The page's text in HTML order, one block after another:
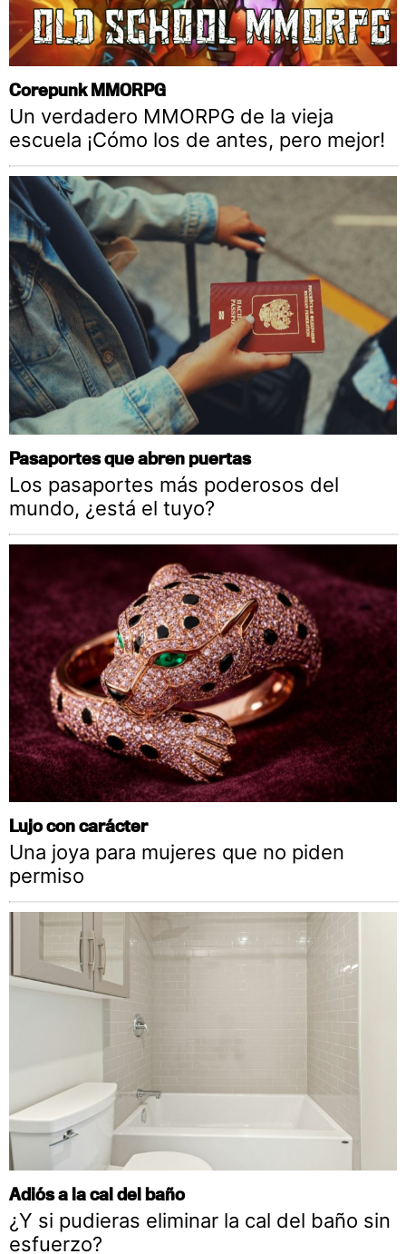
Corepunk MMORPG
Un verdadero MMORPG de la vieja
escuela ¡Cómo los de antes, pero mejor!
Pasaportes que abren puertas
Los pasaportes más poderosos del
mundo, ¿está el tuyo?
Lujo con carácter
Una joya para mujeres que no piden
permiso
Adiós a la cal del baño
¿Y si pudieras eliminar la cal del baño sin
esfuerzo?